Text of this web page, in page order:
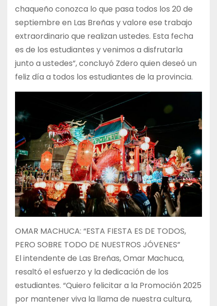
chaqueño conozca lo que pasa todos los 20 de
septiembre en Las Breñas y valore ese trabajo
extraordinario que realizan ustedes. Esta fecha
es de los estudiantes y venimos a disfrutarla
junto a ustedes”, concluyó Zdero quien deseó un
feliz día a todos los estudiantes de la provincia.
OMAR MACHUCA: “ESTA FIESTA ES DE TODOS,
PERO SOBRE TODO DE NUESTROS JÓVENES”
El intendente de Las Breñas, Omar Machuca,
resaltó el esfuerzo y la dedicación de los
estudiantes. “Quiero felicitar a la Promoción 2025
por mantener viva la llama de nuestra cultura,